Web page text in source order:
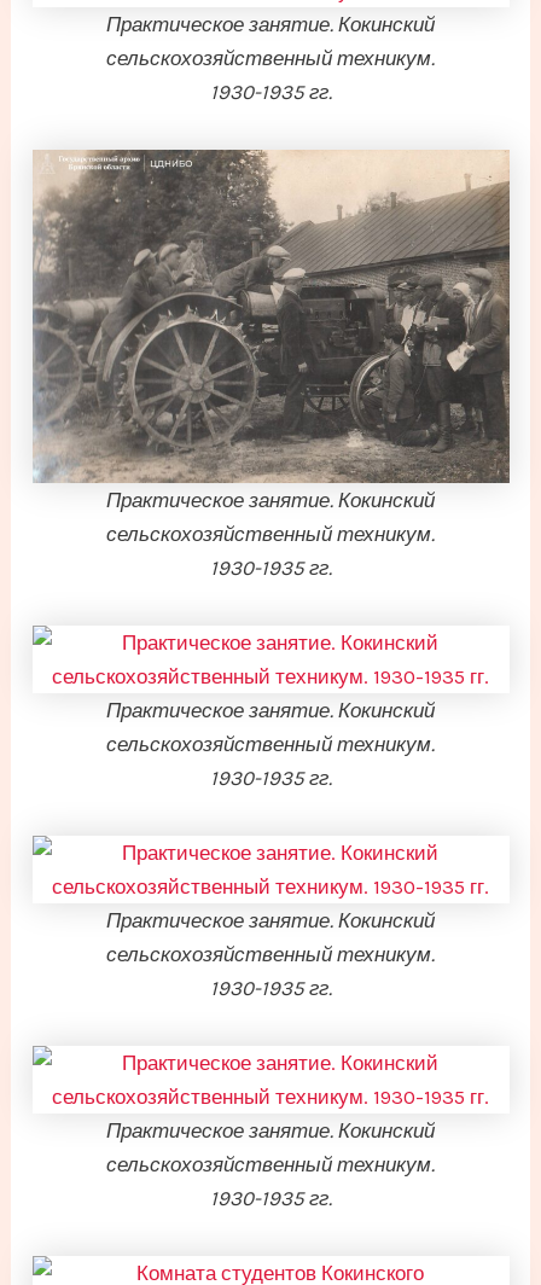
Практическое занятие. Кокинский
сельскохозяйственный техникум.
1930-1935 гг.
Практическое занятие. Кокинский
сельскохозяйственный техникум.
1930-1935 гг.
Практическое занятие. Кокинский
сельскохозяйственный техникум.
1930-1935 гг.
Практическое занятие. Кокинский
сельскохозяйственный техникум.
1930-1935 гг.
Практическое занятие. Кокинский
сельскохозяйственный техникум.
1930-1935 гг.